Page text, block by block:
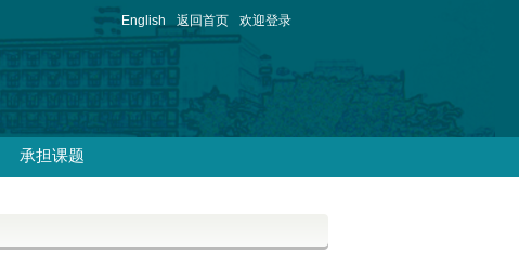
English 返回首页 欢迎登录
承担课题